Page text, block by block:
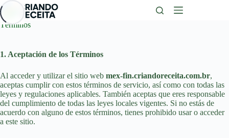
Saltar
al
contenido
Términos
1. Aceptación de los Términos
Al acceder y utilizar el sitio web mex-fin.criandoreceita.com.br,
aceptas cumplir con estos términos de servicio, así como con todas las
leyes y regulaciones aplicables. También aceptas que eres responsable
del cumplimiento de todas las leyes locales vigentes. Si no estás de
acuerdo con alguno de estos términos, tienes prohibido usar o acceder
a este sitio.